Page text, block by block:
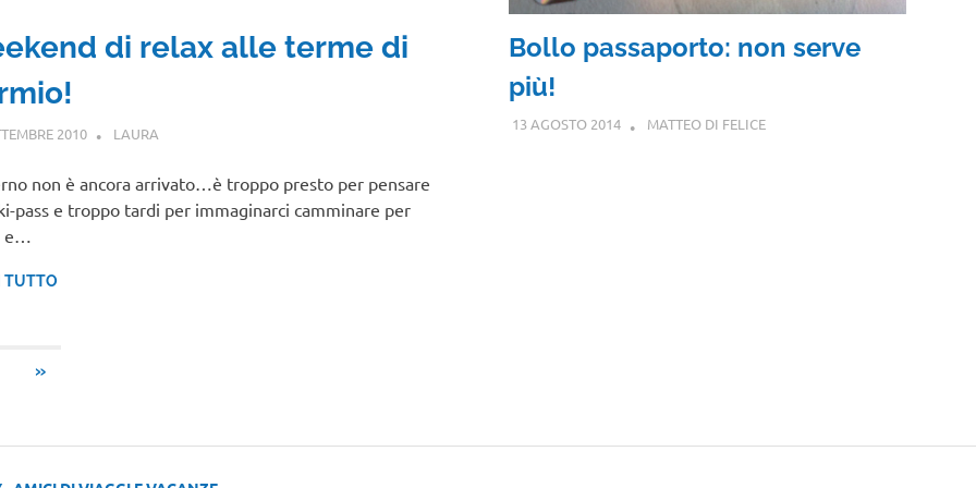
di relax alle terme di
2010 LAURA
non è ancora arrivato…è troppo presto per pensare
pass e troppo tardi per immaginarci camminare per
e…
TUTTO
ARTICOLI
»
Bollo passaporto: non serve
più!
13 AGOSTO 2014 MATTEO DI FELICE